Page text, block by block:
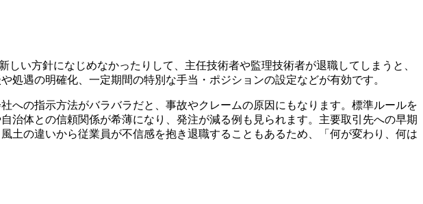
い方針になじめなかったりして、主任技術者や監理技術者が退職してしまうと、
処遇の明確化、一定期間の特別な手当・ポジションの設定などが有効です。
への指示方法がバラバラだと、事故やクレームの原因にもなります。標準ルールを
体との信頼関係が希薄になり、発注が減る例も見られます。 主要取引先への早期
土の違いから従業員が不信感を抱き退職することもあるため、「何が変わり、何は